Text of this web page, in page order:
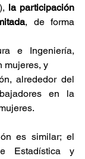
la participación
, de forma
e Ingeniería,
mujeres, y
alrededor del
en la
es similar; el
Estadística y